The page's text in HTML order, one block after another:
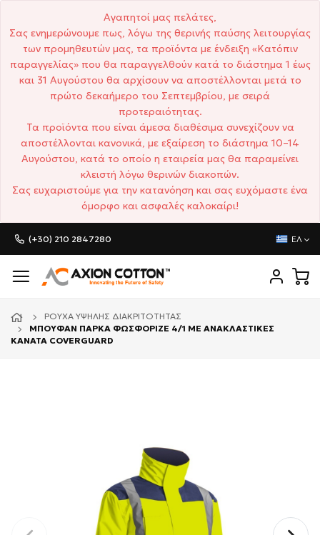
Αγαπητοί μας πελάτες,
Σας ενημερώνουμε πως, λόγω της θερινής παύσης λειτουργίας
των προμηθευτών μας, τα προϊόντα με ένδειξη «Κατόπιν
παραγγελίας» που θα παραγγελθούν κατά το διάστημα 1 έως
και 31 Αυγούστου θα αρχίσουν να αποστέλλονται μετά το
πρώτο δεκαήμερο του Σεπτεμβρίου, με σειρά
προτεραιότητας.
Τα προϊόντα που είναι άμεσα διαθέσιμα συνεχίζουν να
αποστέλλονται κανονικά, με εξαίρεση το διάστημα 10–14
Αυγούστου, κατά το οποίο η εταιρεία μας θα παραμείνει
κλειστή λόγω θερινών διακοπών.
Σας ευχαριστούμε για την κατανόηση και σας ευχόμαστε ένα
όμορφο και ασφαλές καλοκαίρι!
(+30) 210 2847280 ΕΛ
ΡΟΎΧΑ ΥΨΗΛΉΣ ΔΙΑΚΡΙΤΌΤΗΤΑΣ
ΜΠΟΥΦΑΝ ΠΑΡΚΑ ΦΩΣΦΟΡΙΖΕ 4/1 ΜΕ ΑΝΑΚΛΑΣΤΙΚΕΣ
KANATA COVERGUARD